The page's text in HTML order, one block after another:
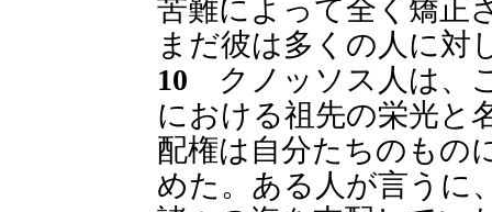
苦難によって全く矯正
まだ彼は多くの人に対
10 クノッソス人は、
における祖先の栄光と
配権は自分たちのもの
めた。ある人が言うに